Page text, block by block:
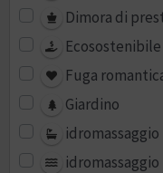
Dimora di
Ecosostenibile
Fuga
Giardino
idromassaggio
idromassaggio